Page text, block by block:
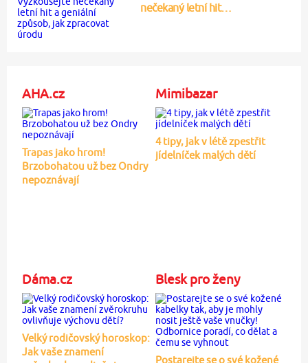
nečekaný letní hit…
AHA.cz
Trapas jako hrom!
Brzobohatou už bez Ondry
nepoznávají
Mimibazar
4 tipy, jak v létě zpestřit
jídelníček malých dětí
Dáma.cz
Velký rodičovský horoskop:
Jak vaše znamení
Blesk pro ženy
Postarejte se o své kožené